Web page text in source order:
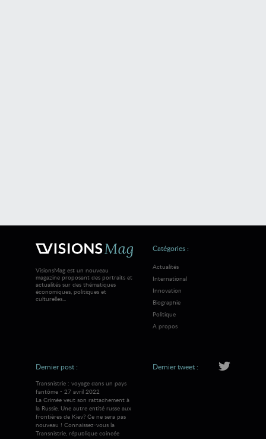
VisionsMag est un nouveau
magazine proposant des portraits et
actualités sur des thématiques
économiques, politiques et
culturelles...
Catégories :
Actualités
International
Innovation
Biographie
Politique
A propos
Dernier post :
Transnistrie : voyage dans un pays
fantôme - 27 avril 2022
La Crimée veut son rattachement à
la Russie. Une autre entité russe aux
frontières de Kiev? Ce ne sera pas
nouveau ! Connaissez-vous la
Transnistrie, république coincée
Dernier tweet :